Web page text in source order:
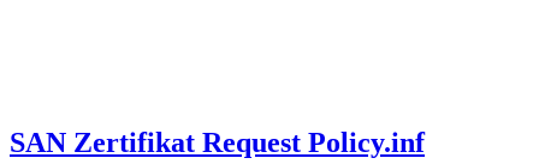
SAN Zertifikat Request Policy.inf